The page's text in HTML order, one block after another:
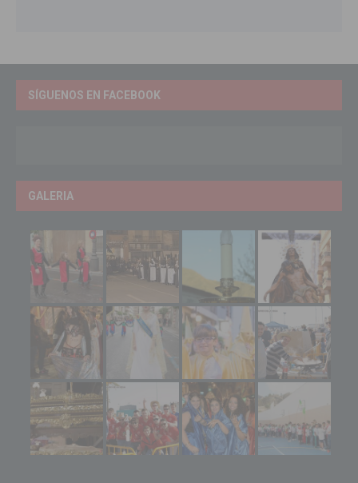
SÍGUENOS EN FACEBOOK
GALERIA